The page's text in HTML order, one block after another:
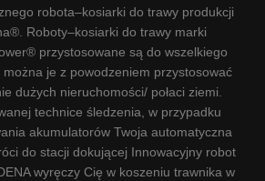
robota–kosiarki do trawy produkcji
Roboty–kosiarki do trawy marki
przystosowane są do wszelkiego
je z powodzeniem przystosować
dużych nieruchomości/ połaci ziemi.
technice śledzenia, w przypadku
akumulatorów Twoja automatyczna
do stacji dokującej Innowacyjny robot
wyręczy Cię w koszeniu trawnika w